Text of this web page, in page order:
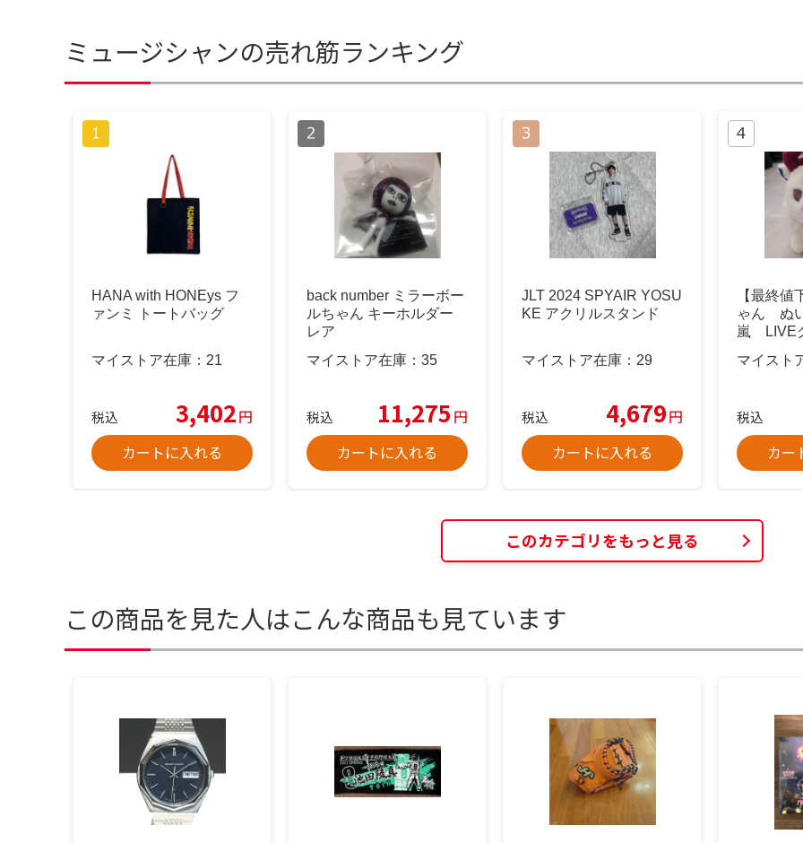
ミュージシャンの売れ筋ランキング
HANA with HONEys フ
ァンミ トートバッグ
マイストア在庫： 21
税込 3,402円
カートに入れる
back number ミラーボー
ルちゃん キーホルダー
レア
マイストア在庫： 35
税込 11,275 円
カートに入れる
JLT 2024 SPYAIR YOSU
KE アクリルスタンド
マイストア在庫： 29
税込 4,679円
カートに入れる
【最終値
ゃん ぬ
嵐 LIVE
マイスト
税込
カー
このカテゴリをもっと見る
この商品を見た人はこんな商品も見ています